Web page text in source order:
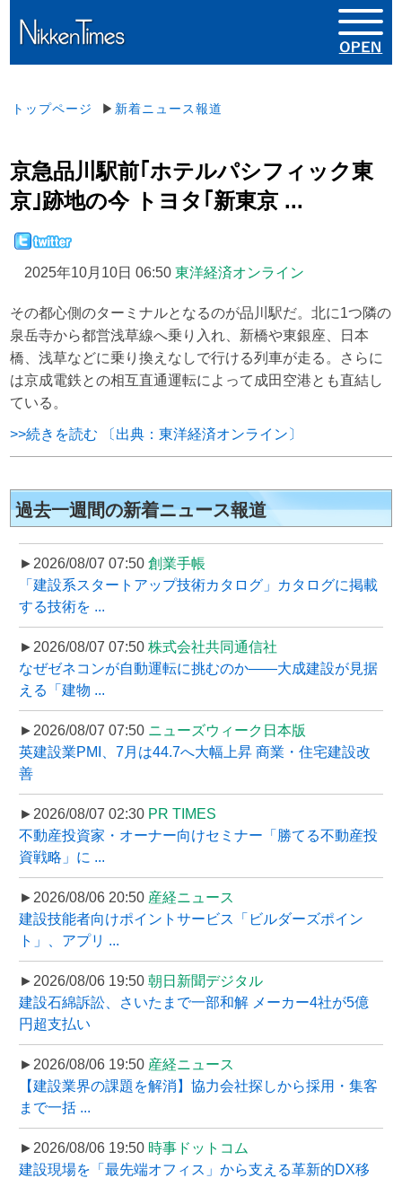
トップページ ▶ 新着ニュース報道
京急品川駅前｢ホテルパシフィック東
京｣跡地の今 トヨタ｢新東京 ...
2025年10月10日 06:50 東洋経済オンライン
その都心側のターミナルとなるのが品川駅だ。北に1つ隣の
泉岳寺から都営浅草線へ乗り入れ、新橋や東銀座、日本
橋、浅草などに乗り換えなしで行ける列車が走る。さらに
は京成電鉄との相互直通運転によって成田空港とも直結し
ている。
>>続きを読む 〔出典：東洋経済オンライン〕
過去一週間の新着ニュース報道
►2026/08/07 07:50 創業手帳
「建設系スタートアップ技術カタログ」カタログに掲載
する技術を ...
►2026/08/07 07:50 株式会社共同通信社
なぜゼネコンが自動運転に挑むのか――大成建設が見据
える「建物 ...
►2026/08/07 07:50 ニューズウィーク日本版
英建設業PMI、7月は44.7へ大幅上昇 商業・住宅建設改
善
►2026/08/07 02:30 PR TIMES
不動産投資家・オーナー向けセミナー「勝てる不動産投
資戦略」に ...
►2026/08/06 20:50 産経ニュース
建設技能者向けポイントサービス「ビルダーズポイン
ト」、アプリ ...
►2026/08/06 19:50 朝日新聞デジタル
建設石綿訴訟、さいたまで一部和解 メーカー4社が5億
円超支払い
►2026/08/06 19:50 産経ニュース
【建設業界の課題を解消】協力会社探しから採用・集客
まで一括 ...
►2026/08/06 19:50 時事ドットコム
建設現場を「最先端オフィス」から支える革新的DX移